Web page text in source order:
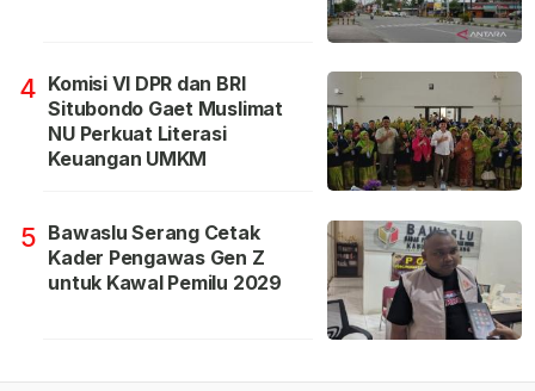
4 Komisi VI DPR dan BRI
Situbondo Gaet Muslimat
NU Perkuat Literasi
Keuangan UMKM
5 Bawaslu Serang Cetak
Kader Pengawas Gen Z
untuk Kawal Pemilu 2029